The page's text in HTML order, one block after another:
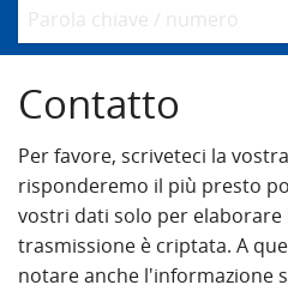
Contatto
Per favore, scriveteci la
risponderemo il più presto
vostri dati solo per elaborare
trasmissione è criptata. A
notare anche l'informazione